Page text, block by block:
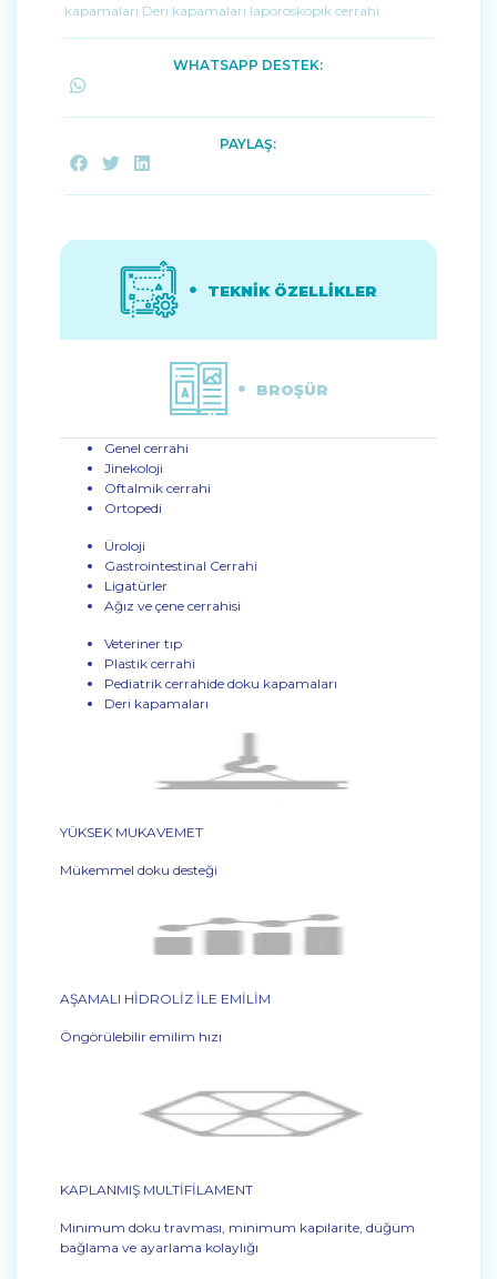
kapamaları Deri kapamaları laporoskopik cerrahi
WHATSAPP DESTEK:
PAYLAŞ:
TEKNİK ÖZELLİKLER
BROŞÜR
Genel cerrahi
Jinekoloji
Oftalmik cerrahi
Ortopedi
Üroloji
Gastrointestinal Cerrahi
Ligatürler
Ağız ve çene cerrahisi
Veteriner tıp
Plastik cerrahi
Pediatrik cerrahide doku kapamaları
Deri kapamaları
YÜKSEK MUKAVEMET
Mükemmel doku desteği
AŞAMALI HİDROLİZ İLE EMİLİM
Öngörülebilir emilim hızı
KAPLANMIŞ MULTİFİLAMENT
Minimum doku travması, minimum kapilarite, düğüm
bağlama ve ayarlama kolaylığı